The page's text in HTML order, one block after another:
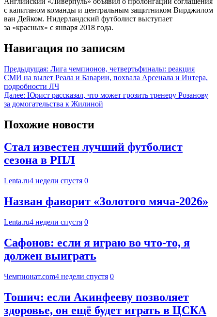
с капитаном команды и центральным защитником Вирджилом
ван Дейком. Нидерландский футболист выступает
за «красных» с января 2018 года.
Навигация по записям
Предыдущая: Лига чемпионов, четвертьфиналы: реакция
СМИ на вылет Реала и Баварии, похвала Арсенала и Интера,
подробности ЛЧ
Далее: Юрист рассказал, что может грозить тренеру Розанову
за домогательства к Жилиной
Похожие новости
Стал известен лучший футболист
сезона в РПЛ
Lenta.ru4 недели спустя 0
Назван фаворит «Золотого мяча-2026»
Lenta.ru4 недели спустя 0
Сафонов: если я играю во что-то, я
должен выиграть
Чемпионат.com4 недели спустя 0
Тошич: если Акинфееву позволяет
здоровье, он ещё будет играть в ЦСКА